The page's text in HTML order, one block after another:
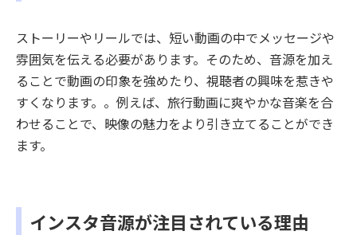
ストーリーやリールでは、短い動画の中でメッセージや
雰囲気を伝える必要があります。そのため、音源を加え
ることで動画の印象を強めたり、視聴者の興味を惹きや
すくなります。。例えば、旅行動画に爽やかな音楽を合
わせることで、映像の魅力をより引き立てることができ
ます。
インスタ音源が注目されている理由